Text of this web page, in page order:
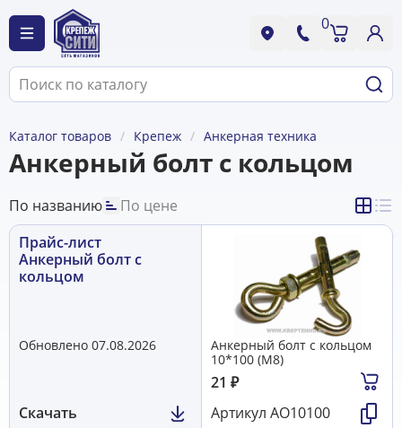
0
Каталог товаров Крепеж Анкерная техника
Анкерный болт с кольцом
По названию
По цене
Прайс-лист
Анкерный болт с
кольцом
Обновлено 07.08.2026
Скачать
Анкерный болт с кольцом
10*100 (М8)
21 ₽
Артикул АО10100